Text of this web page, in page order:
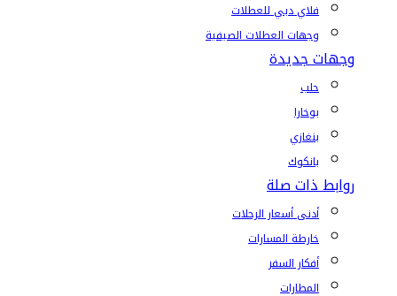
فلاي دبي للعطلات
وجهات العطلات الصيفية
وجهات جديدة
حلب
بوخارا
بنغازي
بانكوك
روابط ذات صلة
أدنى أسعار الرحلات
خارطة المسارات
أفكار السفر
المطارات